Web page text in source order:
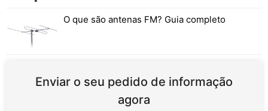
O que são antenas FM? Guia completo
Enviar o seu pedido de informação
agora